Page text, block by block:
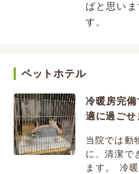
ばと思い
す。
ペットホテル
冷暖房完
適に過ごせ
当院では動
に、清潔で
ます。 冷